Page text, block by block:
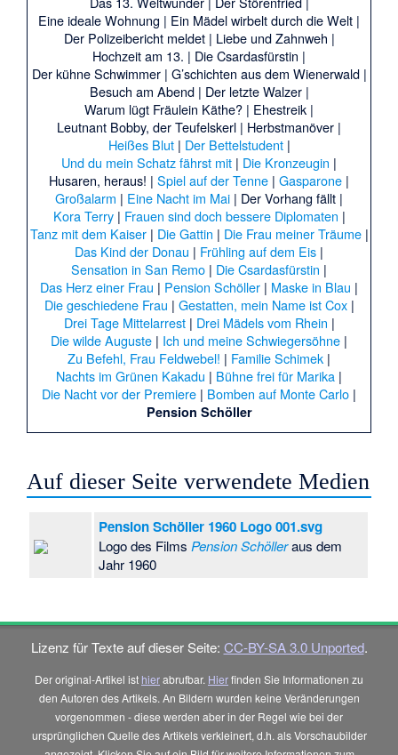
Eine ideale Wohnung | Ein Mädel wirbelt durch die Welt |
Der Polizeibericht meldet| Liebe und Zahnweh |
Hochzeit am 13. | Die Csardasfürstin |
Der kühne Schwimmer| G’schichten aus dem Wienerwald|
Besuch am Abend| Der letzte Walzer|
Warum lügt Fräulein Käthe? | Ehestreik |
Leutnant Bobby, der Teufelskerl | Herbstmanöver |
Heißes Blut| Der Bettelstudent|
Und du mein Schatz fährst mit | Die Kronzeugin |
Husaren, heraus! | Spiel auf der Tenne | Gasparone |
Großalarm | Eine Nacht im Mai | Der Vorhang fällt |
Kora Terry| Frauen sind doch bessere Diplomaten |
Tanz mit dem Kaiser| Die Gattin | Die Frau meiner Träume|
Das Kind der Donau | Frühling auf dem Eis |
Sensation in San Remo | Die Csardasfürstin |
Das Herz einer Frau | Pension Schöller | Maske in Blau |
Die geschiedene Frau | Gestatten, mein Name ist Cox|
Drei Tage Mittelarrest| Drei Mädels vom Rhein |
Die wilde Auguste | Ich und meine Schwiegersöhne |
Zu Befehl, Frau Feldwebel! | Familie Schimek |
Nachts im Grünen Kakadu | Bühne frei für Marika |
Die Nacht vor der Premiere | Bomben auf Monte Carlo |
Pension Schöller
Auf dieser Seite verwendete Medien
Pension Schöller 1960 Logo 001.svg
Logo des Films Pension Schölleraus dem
Jahr 1960
Lizenz für Texte auf dieser Seite: CC-BY-SA 3.0 Unported.
Der original-Artikel ist hierabrufbar. Hierfinden Sie Informationen zu
den Autoren des Artikels. An Bildern wurden keine Veränderungen
vorgenommen - diese werden aber in der Regel wie bei der
ursprünglichen Quelle des Artikels verkleinert, d.h. als Vorschaubilder